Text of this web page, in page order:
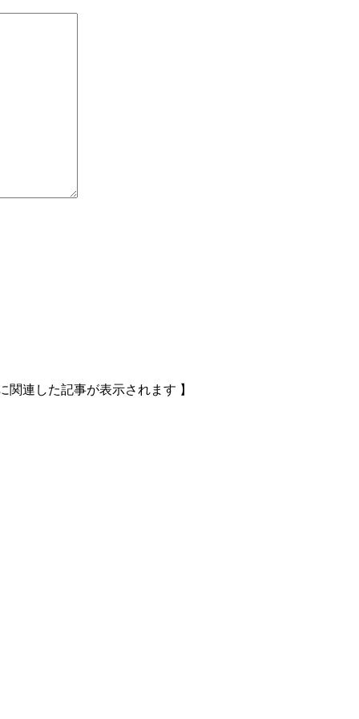
関連した記事が表示されます 】